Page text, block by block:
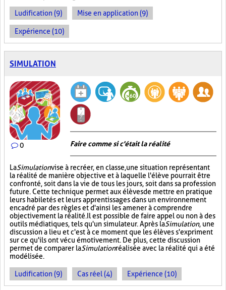
Ludification (9) Mise en application (9)
Expérience (10)
SIMULATION
0 Faire comme si c'était la réalité
LaSimulationvise à recréer, en classe, une situation représentant
la réalité de manière objective et à laquelle l'élève pourrait être
confronté, soit dans la vie de tous les jours, soit dans sa profession
future. Cette technique permet aux élèves de mettre en pratique
leurs habiletés et leurs apprentissages dans un environnement
encadré par des règles et d'ainsi les amener à comprendre
objectivement la réalité. Il est possible de faire appel ou non à des
outils médiatiques, tels qu'un simulateur. Après laSimulation, une
discussion a lieu et c'est à ce moment que les élèves s'expriment
sur ce qu'ils ont vécu émotivement. De plus, cette discussion
permet de comparer laSimulationréalisée avec la réalité qui a été
modélisée.
Ludification (9) Cas réel (4) Expérience (10)